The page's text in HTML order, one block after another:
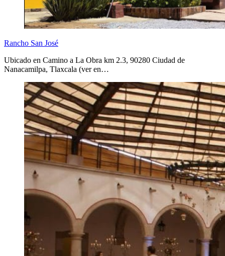
Rancho San José
Ubicado en Camino a La Obra km 2.3, 90280 Ciudad de
Nanacamilpa, Tlaxcala (ver en…